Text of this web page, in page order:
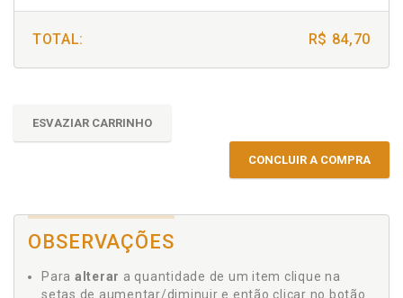
TOTAL: R$ 84,70
ESVAZIAR CARRINHO
CONCLUIR A COMPRA
OBSERVAÇÕES
Para alterar a quantidade de um item clique na
setas de aumentar/diminuir e então clicar no botão